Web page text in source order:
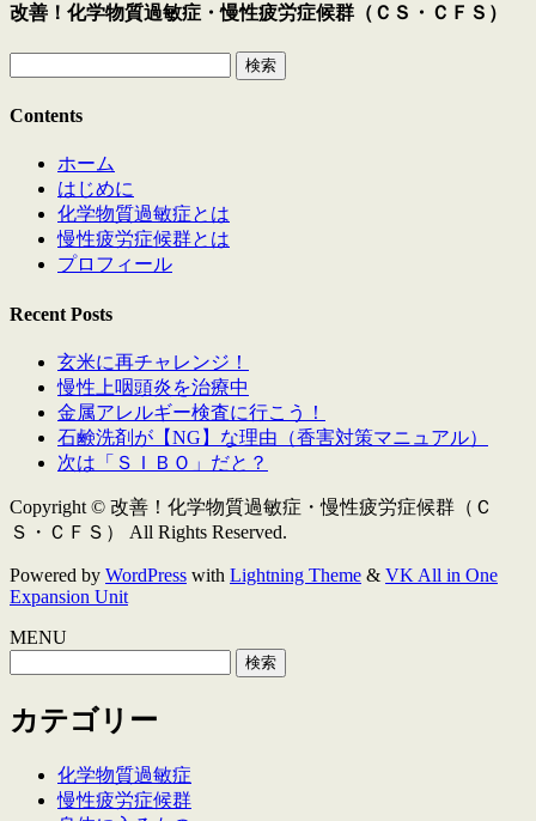
改善！化学物質過敏症・慢性疲労症候群（ＣＳ・ＣＦＳ）
Contents
ホーム
はじめに
化学物質過敏症とは
慢性疲労症候群とは
プロフィール
Recent Posts
玄米に再チャレンジ！
慢性上咽頭炎を治療中
金属アレルギー検査に行こう！
石鹸洗剤が【NG】な理由（香害対策マニュアル）
次は「ＳＩＢＯ」だと？
Copyright © 改善！化学物質過敏症・慢性疲労症候群（Ｃ
Ｓ・ＣＦＳ） All Rights Reserved.
Powered by WordPress with Lightning Theme & VK All in One
Expansion Unit
MENU
カテゴリー
化学物質過敏症
慢性疲労症候群